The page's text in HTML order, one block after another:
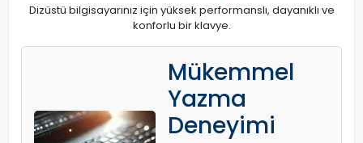
Dizüstü bilgisayarınız için yüksek performanslı, dayanıklı ve
konforlu bir klavye.
Mükemmel
Yazma
Deneyimi